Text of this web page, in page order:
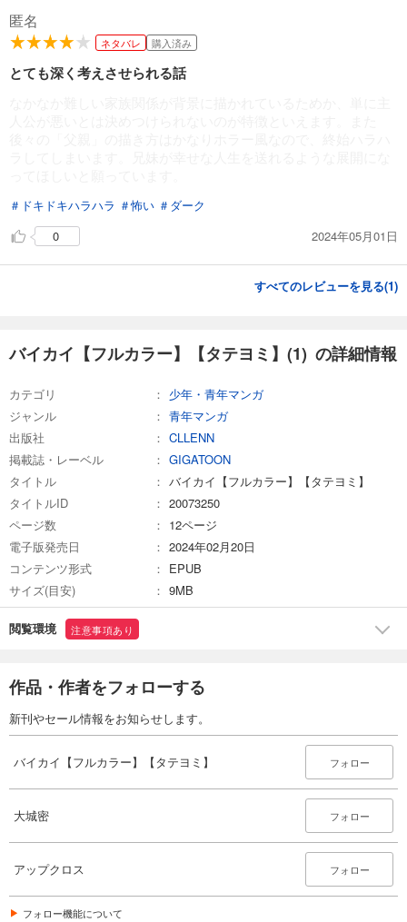
78円 (税込)
試し読み
バイカイ【フルカラー】【タテヨミ】(17)
試し読み
バイカイ【フルカラー】【タテヨミ】(18)
あらすじを表示する
バイカイ【フルカラー】【タテヨミ】(19)
試し読み
あらすじを表示する
バイカイ【フルカラー】【タテヨミ】(20)
78
あらすじを表示する
カート
試し読み
匿名
ネタバレ 購入済み
とても深く考えさせられる話
＃ドキドキハラハラ ＃怖い ＃ダーク
0
2024年05月01日
すべてのレビューを見る(1)
バイカイ【フルカラー】【タテヨミ】(1) の詳細情報
カテゴリ
少年・青年マンガ
ジャンル
青年マンガ
出版社
CLLENN
掲載誌・レーベル
GIGATOON
タイトル
バイカイ【フルカラー】【タテヨミ】
タイトルID
20073250
ページ数
12ページ
電子版発売日
2024年02月20日
コンテンツ形式
EPUB
サイズ(目安)
9MB
閲覧環境 注意事項あり
作品・作者をフォローする
新刊やセール情報をお知らせします。
バイカイ【フルカラー】【タテヨミ】 フォロー
大城密 フォロー
アップクロス フォロー
フォロー機能について